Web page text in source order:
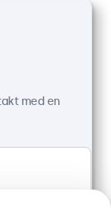
med en